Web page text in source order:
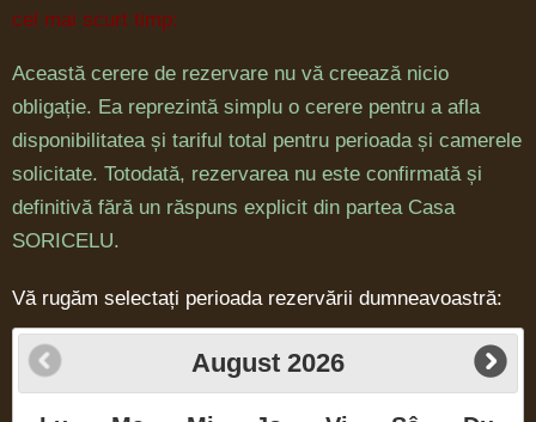
cel mai scurt timp:
Această cerere de rezervare nu vă creează nicio
obligație. Ea reprezintă simplu o cerere pentru a afla
disponibilitatea și tariful total pentru perioada și camerele
solicitate. Totodată, rezervarea nu este confirmată și
definitivă fără un răspuns explicit din partea Casa
SORICELU.
Vă rugăm selectați perioada rezervării dumneavoastră:
August 2026